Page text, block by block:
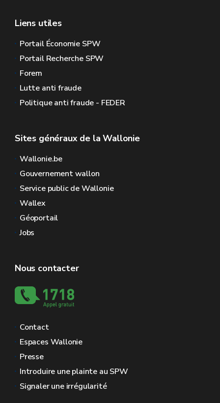
Liens utiles
Portail Économie SPW
Portail Recherche SPW
Forem
Lutte anti fraude
Politique anti fraude - FEDER
Sites généraux de la Wallonie
Wallonie.be
Gouvernement wallon
Service public de Wallonie
Wallex
Géoportail
Jobs
Nous contacter
Contact
Espaces Wallonie
Presse
Introduire une plainte au SPW
Signaler une irrégularité